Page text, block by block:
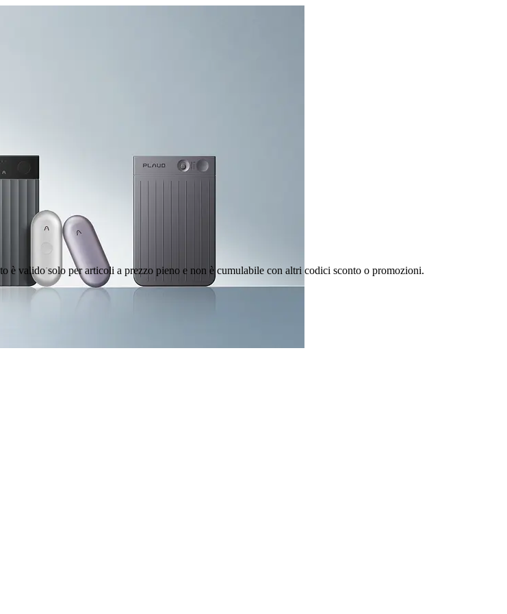
valido solo per articoli a prezzo pieno e non è cumulabile con altri codici sconto o promozioni.